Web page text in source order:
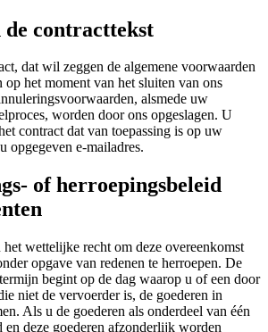
de contracttekst
dat wil zeggen de algemene voorwaarden
op het moment van het sluiten van ons
alsmede uw
worden door ons opgeslagen. U
contract dat van toepassing is op uw
opgegeven e-mailadres.
of herroepingsbeleid
wettelijke recht om deze overeenkomst
opgave van redenen te herroepen. De
begint op de dag waarop u of een door
niet de vervoerder is, de goederen in
Als u de goederen als onderdeel van één
en deze goederen afzonderlijk worden